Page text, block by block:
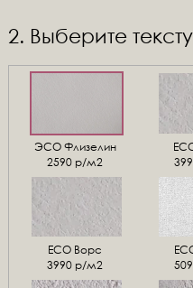
2. Выберите
ЭСО Флизелин
2590 р/м2
ЕСО Ворс
3990 р/м2